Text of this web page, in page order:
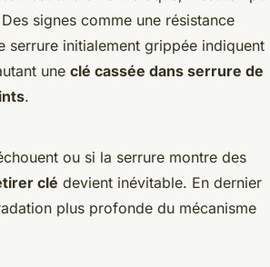
signes comme une résistance
initialement grippée indiquent
une clé cassée dans serrure de
.
ou si la serrure montre des
clé devient inévitable. En dernier
plus profonde du mécanisme